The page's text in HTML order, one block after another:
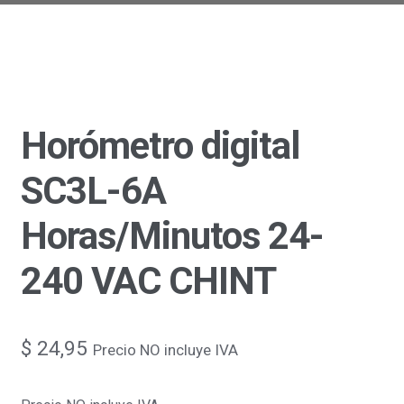
Horómetro digital
SC3L-6A
Horas/Minutos 24-
240 VAC CHINT
$ 24,95 Precio NO incluye IVA